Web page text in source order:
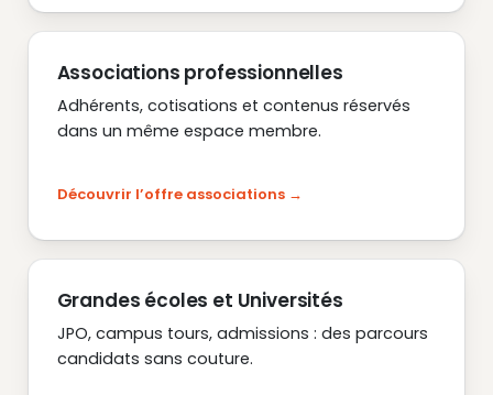
Associations professionnelles
Adhérents, cotisations et contenus réservés
dans un même espace membre.
Découvrir l’offre associations
Grandes écoles et Universités
JPO, campus tours, admissions : des parcours
candidats sans couture.